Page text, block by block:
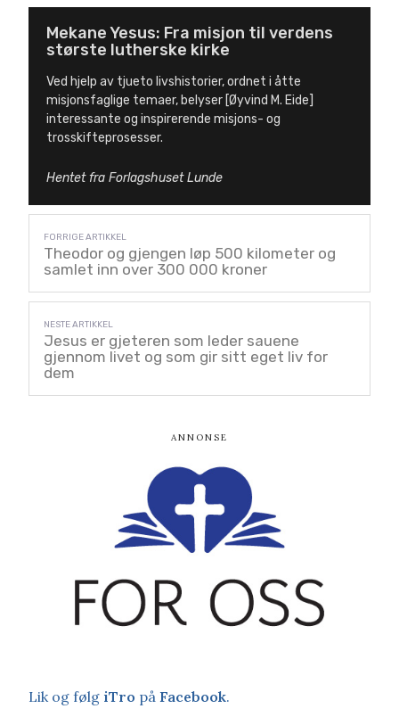
Mekane Yesus: Fra misjon til verdens
største lutherske kirke
Ved hjelp av tjueto livshistorier, ordnet i åtte
misjonsfaglige temaer, belyser [Øyvind M. Eide]
interessante og inspirerende misjons- og
trosskifteprosesser.
Hentet fra Forlagshuset Lunde
Theodor og gjengen løp 500 kilometer og
samlet inn over 300 000 kroner
Jesus er gjeteren som leder sauene
gjennom livet og som gir sitt eget liv for
dem
Lik og følg iTro på Facebook.